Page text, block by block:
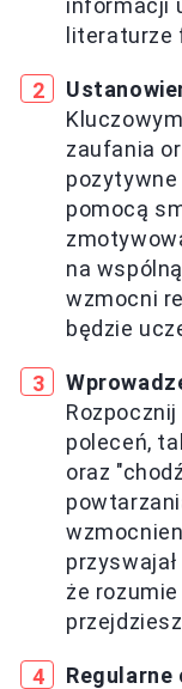
informacji
literaturze
zaufania
pozytywne
pomocą
na
wzmocni
będzie
poleceń,
oraz
że